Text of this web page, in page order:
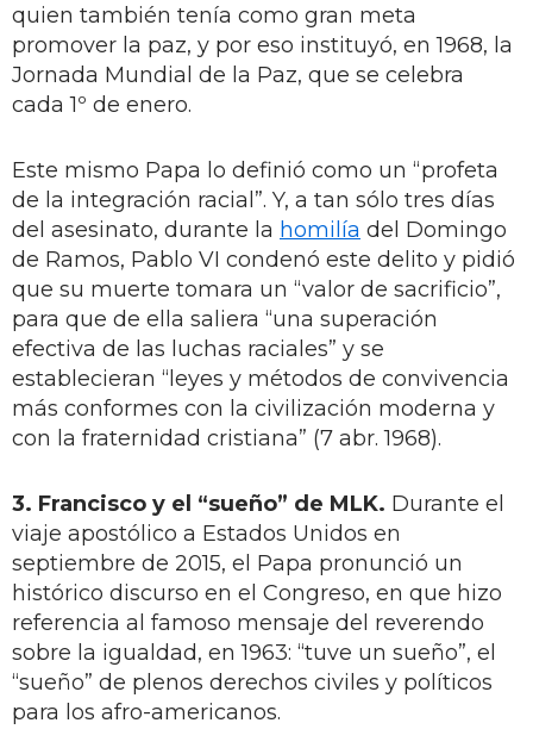
quien también tenía como gran meta
promover la paz, y por eso instituyó, en 1968, la
Jornada Mundial de la Paz, que se celebra
cada 1º de enero.
Este mismo Papa lo definió como un “profeta
de la integración racial”. Y, a tan sólo tres días
del asesinato, durante la homilía del Domingo
de Ramos, Pablo VI condenó este delito y pidió
que su muerte tomara un “valor de sacrificio”,
para que de ella saliera “una superación
efectiva de las luchas raciales” y se
establecieran “leyes y métodos de convivencia
más conformes con la civilización moderna y
con la fraternidad cristiana” (7 abr. 1968).
3. Francisco y el “sueño” de MLK. Durante el
viaje apostólico a Estados Unidos en
septiembre de 2015, el Papa pronunció un
histórico discurso en el Congreso, en que hizo
referencia al famoso mensaje del reverendo
sobre la igualdad, en 1963: “tuve un sueño”, el
“sueño” de plenos derechos civiles y políticos
para los afro-americanos.